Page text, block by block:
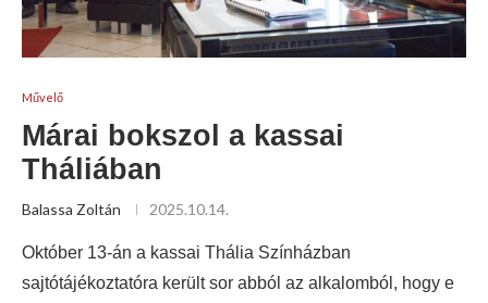
Művelő
Márai bokszol a kassai
Tháliában
Balassa Zoltán 2025.10.14.
Október 13-án a kassai Thália Színházban
sajtótájékoztatóra került sor abból az alkalomból, hogy e